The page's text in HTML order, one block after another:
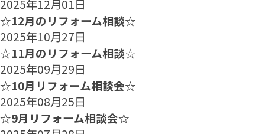
2025年12月01日
☆12月のリフォーム相談☆
2025年10月27日
☆11月のリフォーム相談☆
2025年09月29日
☆10月リフォーム相談会☆
2025年08月25日
☆9月リフォーム相談会☆